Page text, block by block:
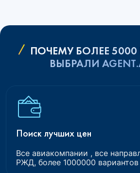
ПОЧЕМУ БОЛЕЕ
ВЫБРАЛИ
Поиск лучших цен
Все авиакомпании , все
РЖД, более 1000000